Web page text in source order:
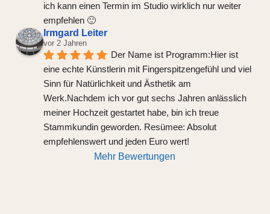
ich kann einen Termin im Studio wirklich nur weiter
empfehlen 🙂
Irmgard Leiter
vor 2 Jahren
Der Name ist Programm:Hier ist
eine echte Künstlerin mit Fingerspitzengefühl und viel
Sinn für Natürlichkeit und Ästhetik am
Werk.Nachdem ich vor gut sechs Jahren anlässlich
meiner Hochzeit gestartet habe, bin ich treue
Stammkundin geworden. Resümee: Absolut
empfehlenswert und jeden Euro wert!
Mehr Bewertungen